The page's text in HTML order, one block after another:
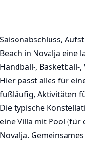
Saisonabschluss,
Beach in Novalja eine
Handball-, Basketball-
Hier passt alles für
fußläufig, Aktivitäten
Die typische
eine Villa mit Pool (für
Novalja.